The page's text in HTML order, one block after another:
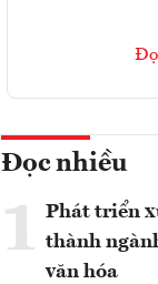
Đọc nhiều
1 Phát triển
thành
văn hóa